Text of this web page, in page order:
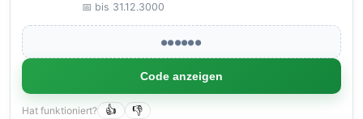
📅 bis 31.12.3000
●●●●●●
Code anzeigen
Hat funktioniert? 👍 👎